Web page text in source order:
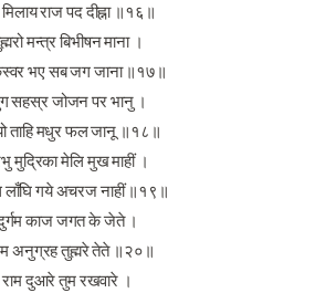
मिलाय राज पद दीह्ना ॥१६॥
मन्त्र बिभीषन माना ।
भए सब जग जाना ॥१७॥
सहस्र जोजन पर भानु ।
ताहि मधुर फल जानू ॥१८॥
मुद्रिका मेलि मुख माहीं ।
गये अचरज नाहीं ॥१९॥
काज जगत के जेते ।
अनुग्रह तुह्मरे तेते ॥२०॥
राम दुआरे तुम रखवारे ।